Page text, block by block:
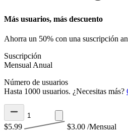
Más usuarios, más descuento
Ahorra un 50% con una suscripción
Suscripción
Mensual Anual
Número de usuarios
Hasta 1000 usuarios. ¿Necesitas más?
$5.99 $3.00 /Mensual